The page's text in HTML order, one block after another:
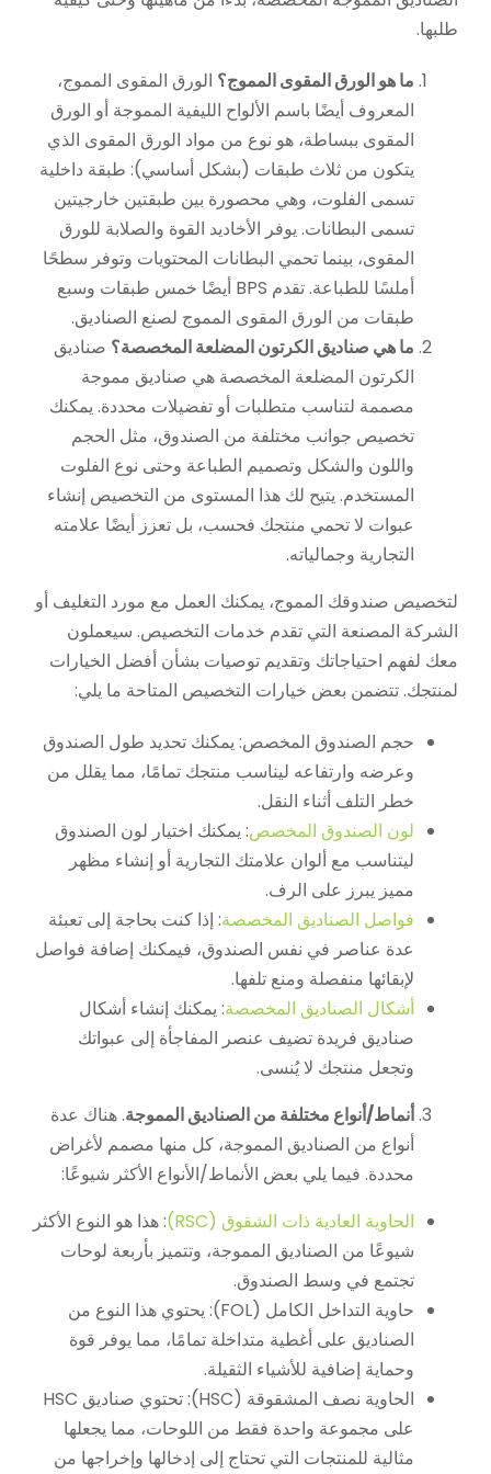
طلبها.
ما هو الورق المقوى المموج؟ الورق المقوى المموج،
المعروف أيضًا باسم الألواح الليفية المموجة أو الورق
المقوى ببساطة، هو نوع من مواد الورق المقوى الذي
يتكون من ثلاث طبقات (بشكل أساسي): طبقة داخلية
تسمى الفلوت، وهي محصورة بين طبقتين خارجيتين
تسمى البطانات. يوفر الأخاديد القوة والصلابة للورق
المقوى، بينما تحمي البطانات المحتويات وتوفر سطحًا
أملسًا للطباعة. تقدم BPS أيضًا خمس طبقات وسبع
طبقات من الورق المقوى المموج لصنع الصناديق.
ما هي صناديق الكرتون المضلعة المخصصة؟ صناديق
الكرتون المضلعة المخصصة هي صناديق مموجة
مصممة لتناسب متطلبات أو تفضيلات محددة. يمكنك
تخصيص جوانب مختلفة من الصندوق، مثل الحجم
واللون والشكل وتصميم الطباعة وحتى نوع الفلوت
المستخدم. يتيح لك هذا المستوى من التخصيص إنشاء
عبوات لا تحمي منتجك فحسب، بل تعزز أيضًا علامته
التجارية وجمالياته.
لتخصيص صندوقك المموج، يمكنك العمل مع مورد التغليف أو
الشركة المصنعة التي تقدم خدمات التخصيص. سيعملون
معك لفهم احتياجاتك وتقديم توصيات بشأن أفضل الخيارات
لمنتجك. تتضمن بعض خيارات التخصيص المتاحة ما يلي:
حجم الصندوق المخصص: يمكنك تحديد طول الصندوق
وعرضه وارتفاعه ليناسب منتجك تمامًا، مما يقلل من
خطر التلف أثناء النقل.
لون الصندوق المخصص: يمكنك اختيار لون الصندوق
ليتناسب مع ألوان علامتك التجارية أو إنشاء مظهر
مميز يبرز على الرف.
فواصل الصناديق المخصصة: إذا كنت بحاجة إلى تعبئة
عدة عناصر في نفس الصندوق، فيمكنك إضافة فواصل
لإبقائها منفصلة ومنع تلفها.
أشكال الصناديق المخصصة: يمكنك إنشاء أشكال
صناديق فريدة تضيف عنصر المفاجأة إلى عبواتك
وتجعل منتجك لا يُنسى.
أنماط/أنواع مختلفة من الصناديق المموجة. هناك عدة
أنواع من الصناديق المموجة، كل منها مصمم لأغراض
محددة. فيما يلي بعض الأنماط/الأنواع الأكثر شيوعًا:
الحاوية العادية ذات الشقوق (RSC)
: هذا هو النوع الأكثر
شيوعًا من الصناديق المموجة، وتتميز بأربعة لوحات
تجتمع في وسط الصندوق.
حاوية التداخل الكامل (FOL): يحتوي هذا النوع من
الصناديق على أغطية متداخلة تمامًا، مما يوفر قوة
وحماية إضافية للأشياء الثقيلة.
الحاوية نصف المشقوقة (HSC): تحتوي صناديق HSC
على مجموعة واحدة فقط من اللوحات، مما يجعلها
مثالية للمنتجات التي تحتاج إلى إدخالها وإخراجها من